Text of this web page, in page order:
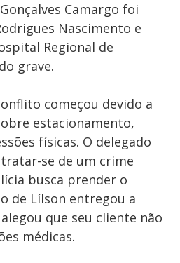
Camargo foi
Nascimento e
Regional de
grave.
começou devido a
estacionamento,
físicas. O delegado
se de um crime
busca prender o
de Lílson entregou a
que seu cliente não
médicas.